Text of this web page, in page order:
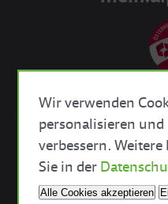
Bekleidung
Close
Wir verwenden
personalisieren und
verbessern.
Sie in der
Alle Cookies akzeptieren